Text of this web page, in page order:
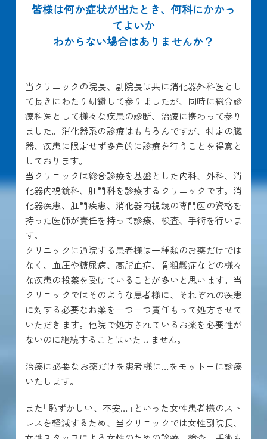
皆様は何か症状が出たとき、何科にかかっ
てよいか
わからない場合はありませんか？
当クリニックの院長、副院長は共に消化器外科医とし
て長きにわたり研鑽して参りましたが、同時に総合診
療科医として様々な疾患の診断、治療に携わって参り
ました。消化器系の診療はもちろんですが、特定の臓
器、疾患に限定せず多角的に診療を行うことを得意と
しております。
当クリニックは総合診療を基盤とした内科、外科、消
化器内視鏡科、肛門科を診療するクリニックです。消
化器疾患、肛門疾患、消化器内視鏡の専門医の資格を
持った医師が責任を持って診療、検査、手術を行いま
す。
クリニックに通院する患者様は一種類のお薬だけでは
なく、血圧や糖尿病、高脂血症、骨粗鬆症などの様々
な疾患の投薬を受けていることが多いと思います。当
クリニックではそのような患者様に、それぞれの疾患
に対する必要なお薬を一つ一つ責任もって処方させて
いただきます。他院で処方されているお薬を必要性が
ないのに継続することはいたしません。
治療に必要なお薬だけを患者様に…をモットーに診療
いたします。
また｢恥ずかしい、不安…｣といった女性患者様のスト
レスを軽減するため、当クリニックでは女性副院長、